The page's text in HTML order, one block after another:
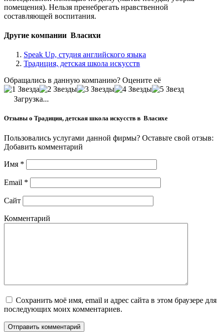
помещения). Нельзя пренебрегать нравственной
составляющей воспитания.
Другие компании Власихи
Speak Up, студия английского языка
Традиция, детская школа искусств
Обращались в данную компанию? Оцените её
Загрузка...
Отзывы о Традиция, детская школа искусств в Власихе
Пользовались услугами данной фирмы? Оставьте свой отзыв:
Добавить комментарий
Имя *
Email *
Сайт
Комментарий
Сохранить моё имя, email и адрес сайта в этом браузере для
последующих моих комментариев.